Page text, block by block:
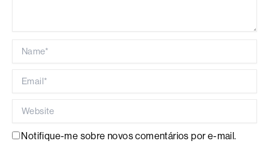
Notifique-me sobre novos comentários por e-mail.